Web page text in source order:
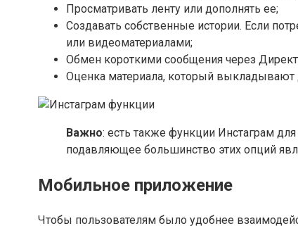
Просматривать ленту или дополнять ее;
Создавать собственные истории. Если
или видеоматериалами;
Обмен короткими сообщения через
Оценка материала, который выкладывают
Важно: есть также функции Инстаграм
подавляющее большинство этих опций
Мобильное приложение
Чтобы пользователям было удобнее